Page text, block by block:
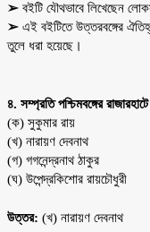
➢ বইটি যৌথভাবে লিখেছেন
➢ এই বইটিতে উত্তরবঙ্গের
তুলে ধরা হয়েছে।
৪. সম্প্রতি পশ্চিমবঙ্গের
(ক) সুকুমার রায়
(খ) নারায়ণ দেবনাথ
(গ) গগনেন্দ্রনাথ ঠাকুর
(ঘ) উপেন্দ্রকিশোর রায়চৌধুরী
উত্তর: (খ) নারায়ণ দেবনাথ